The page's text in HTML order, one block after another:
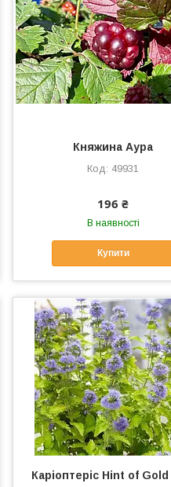
Княжина Аура
49931
196 ₴
В наявності
Купити
Каріоптеріс Hint of